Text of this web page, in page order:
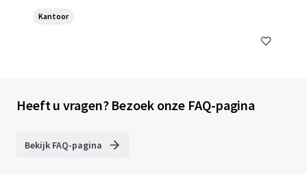
Kantoor
Heeft u vragen? Bezoek onze FAQ-pagina
Bekijk FAQ-pagina